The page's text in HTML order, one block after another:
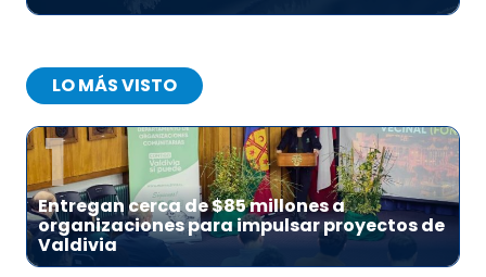
LO MÁS VISTO
1
Entregan cerca de $85 millones a
organizaciones para impulsar proyectos de
Valdivia